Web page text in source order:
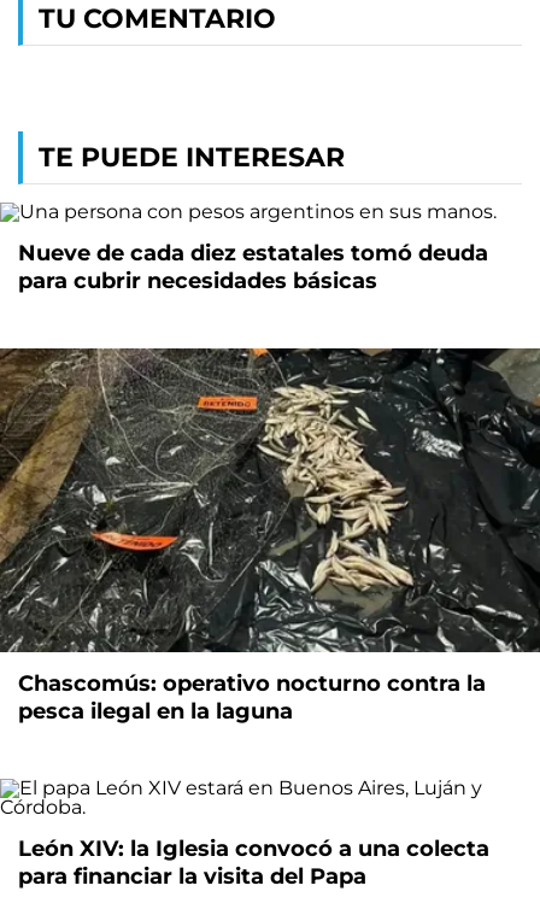
TU COMENTARIO
TE PUEDE INTERESAR
Nueve de cada diez estatales tomó deuda
para cubrir necesidades básicas
Chascomús: operativo nocturno contra la
pesca ilegal en la laguna
León XIV: la Iglesia convocó a una colecta
para financiar la visita del Papa